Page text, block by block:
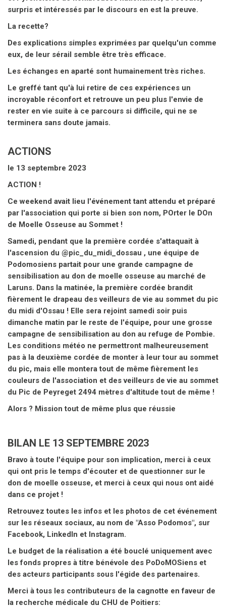
surpris et intéressés par le discours en est la preuve.
La recette?
Des explications simples exprimées par quelqu'un comme
eux, de leur sérail semble être très efficace.
Les échanges en aparté sont humainement très riches.
Le greffé tant qu'à lui retire de ces expériences un
incroyable réconfort et retrouve un peu plus l'envie de
rester en vie suite à ce parcours si difficile, qui ne se
terminera sans doute jamais.
ACTIONS
le 13 septembre 2023
ACTION !
Ce weekend avait lieu l'événement tant attendu et préparé
par l'association qui porte si bien son nom, POrter le DOn
de Moelle Osseuse au Sommet ! ️
Samedi, pendant que la première cordée s'attaquait à
l'ascension du @pic_du_midi_dossau , une équipe de
Podomosiens partait pour une grande campagne de
sensibilisation au don de moelle osseuse au marché de
Laruns. Dans la matinée, la première cordée brandit
fièrement le drapeau des veilleurs de vie au sommet du pic
du midi d'Ossau ! Elle sera rejoint samedi soir puis
dimanche matin par le reste de l'équipe, pour une grosse
campagne de sensibilisation au don au refuge de Pombie.
Les conditions météo ne permettront malheureusement
pas à la deuxième cordée de monter à leur tour au sommet
du pic, mais elle montera tout de même fièrement les
couleurs de l'association et des veilleurs de vie au sommet
du Pic de Peyreget 2494 mètres d'altitude tout de même !
Alors ? Mission tout de même plus que réussie
BILAN LE 13 SEPTEMBRE 2023
Bravo à toute l'équipe pour son implication, merci à ceux
qui ont pris le temps d'écouter et de questionner sur le
don de moelle osseuse, et merci à ceux qui nous ont aidé
dans ce projet !
Retrouvez toutes les infos et les photos de cet événement
sur les réseaux sociaux, au nom de "Asso Podomos", sur
Facebook, LinkedIn et Instagram.
Le budget de la réalisation a été bouclé uniquement avec
les fonds propres à titre bénévole des PoDoMOSiens et
des acteurs participants sous l'égide des partenaires.
Merci à tous les contributeurs de la cagnotte en faveur de
la recherche médicale du CHU de Poitiers: